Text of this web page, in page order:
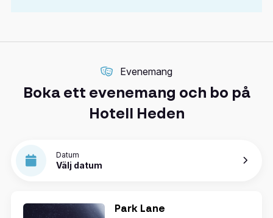
Evenemang
Boka ett evenemang och bo på
Hotell Heden
Datum
Välj datum
Park Lane